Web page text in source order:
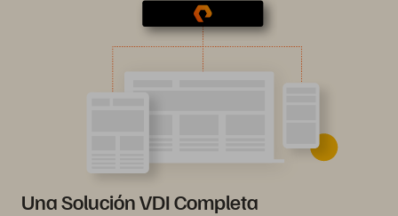
Una Solución VDI Completa